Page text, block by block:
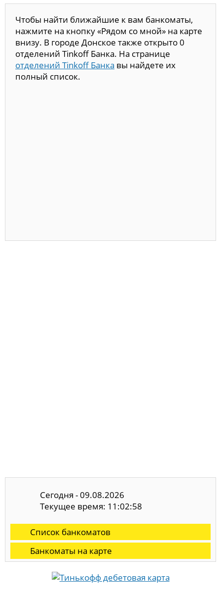
Чтобы найти ближайшие к вам банкоматы,
нажмите на кнопку «Рядом со мной» на карте
внизу. В городе Донское также открыто 0
отделений Tinkoff Банка. На странице
отделений Tinkoff Банка вы найдете их
полный список.
Сегодня - 09.08.2026
Текущее время: 11:02:59
Список банкоматов
Банкоматы на карте